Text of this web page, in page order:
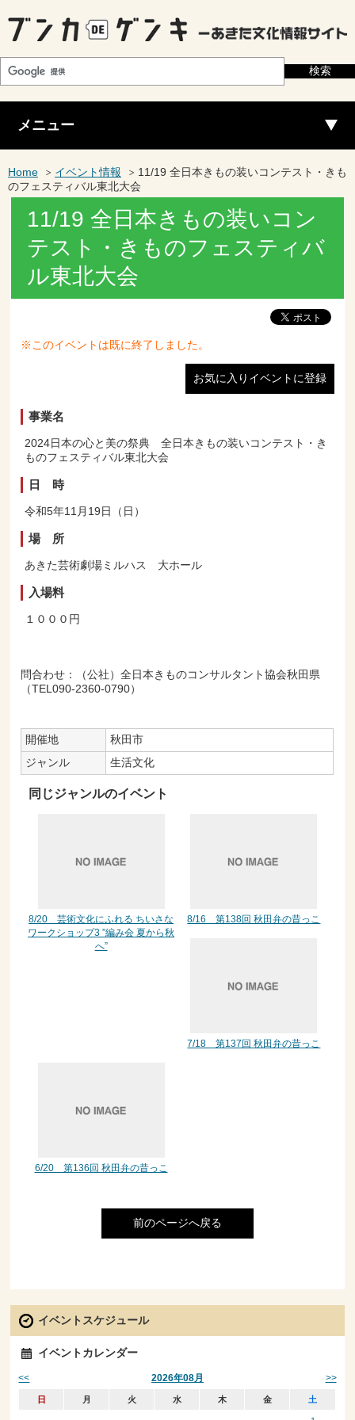
メニュー
Home イベント情報
11/19 全日本きもの装いコンテスト・きも
のフェスティバル東北大会
11/19 全日本きもの装いコン
テスト・きものフェスティバ
ル東北大会
※このイベントは既に終了しました。
お気に入りイベントに登録
事業名
2024日本の心と美の祭典 全日本きもの装いコンテスト・き
ものフェスティバル東北大会
日 時
令和5年11月19日（日）
場 所
あきた芸術劇場ミルハス 大ホール
入場料
１０００円
問合わせ：（公社）全日本きものコンサルタント協会秋田県
（TEL090-2360-0790）
開催地
秋田市
ジャンル
生活文化
同じジャンルのイベント
8/20 芸術文化にふれる ちいさな
ワークショップ3 ”編み会 夏から秋
へ”
8/16 第138回 秋田弁の昔っこ
7/18 第137回 秋田弁の昔っこ
6/20 第136回 秋田弁の昔っこ
前のページへ戻る
イベントスケジュール
イベントカレンダー
2026年08月
<< >>
日 月 火 水 木 金 土